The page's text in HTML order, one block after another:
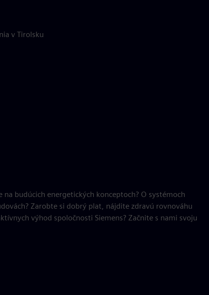
v Tirolsku
budúcich energetických konceptoch? O systémoch
Zarobte si dobrý plat, nájdite zdravú rovnováhu
výhod spoločnosti Siemens? Začnite s nami svoju